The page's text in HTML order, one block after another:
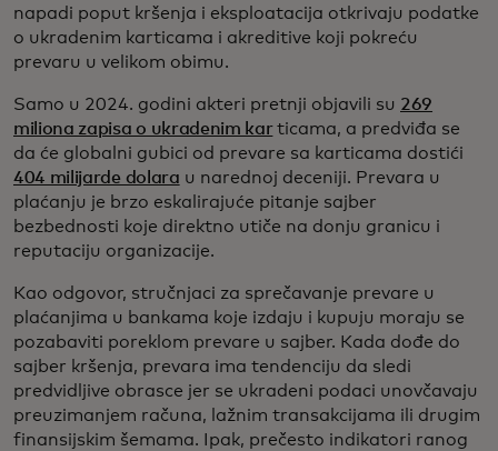
napadi poput kršenja i eksploatacija otkrivaju podatke
o ukradenim karticama i akreditive koji pokreću
prevaru u velikom obimu.
Samo u 2024. godini akteri pretnji objavili su 269
miliona zapisa o ukradenim karticama, a predviđa se
da će globalni gubici od prevare sa karticama dostići
404 milijarde dolara u narednoj deceniji. Prevara u
plaćanju je brzo eskalirajuće pitanje sajber
bezbednosti koje direktno utiče na donju granicu i
reputaciju organizacije.
Kao odgovor, stručnjaci za sprečavanje prevare u
plaćanjima u bankama koje izdaju i kupuju moraju se
pozabaviti poreklom prevare u sajber. Kada dođe do
sajber kršenja, prevara ima tendenciju da sledi
predvidljive obrasce jer se ukradeni podaci unovčavaju
preuzimanjem računa, lažnim transakcijama ili drugim
finansijskim šemama. Ipak, prečesto indikatori ranog